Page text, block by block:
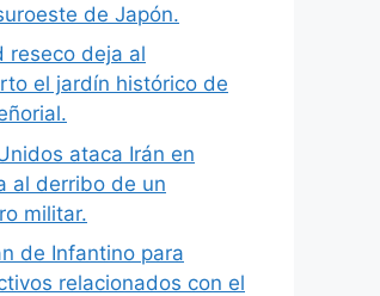
de Japón.
reseco deja al
el jardín histórico de
ataca Irán en
al derribo de un
militar.
de Infantino para
relacionados con el